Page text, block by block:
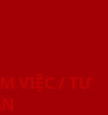
VIỆC / TƯ